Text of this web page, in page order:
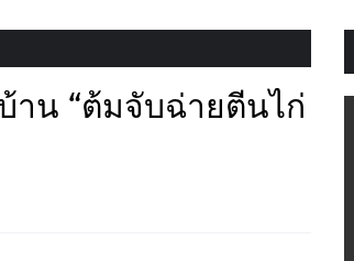
าน “ต้มจับฉ่ายตีนไก่